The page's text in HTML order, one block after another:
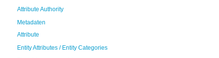
Attribute Authority
Metadaten
Attribute
Entity Attributes / Entity Categories